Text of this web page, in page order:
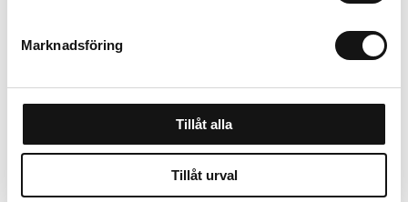
Marknadsföring
Tillåt alla
Tillåt urval